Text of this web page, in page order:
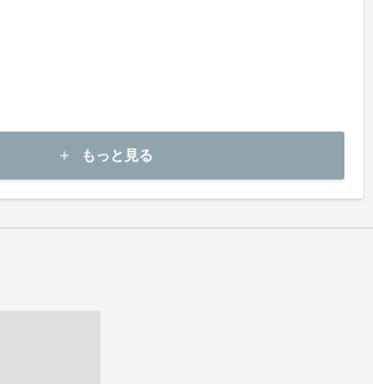
限 ：2024年6月2日
：一般社団法人日本ボランタリーチェーン協会
add もっと見る